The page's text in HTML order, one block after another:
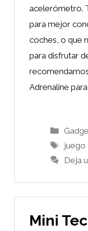
acelerómetro.
para mejor
coches, o que
para disfrutar
Adrenaline
juego
Deja
Mini